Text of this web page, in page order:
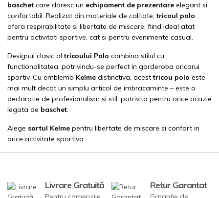
baschet care doresc un echipament de prezentare elegant si
confortabil. Realizat din materiale de calitate,tricoul polo
ofera respirabilitate si libertate de miscare, fiind ideal atat
pentru activitati sportive, cat si pentru evenimente casual.
Designul clasic altricoului Polo combina stilul cu
functionalitatea, potrivindu-se perfect in garderoba oricarui
sportiv. Cu emblema Kelme distinctiva, acesttricou polo este
mai mult decat un simplu articol de imbracaminte – este o
declaratie de profesionalism si stil, potrivita pentru orice ocazie
legata de baschet.
Alege sortul Kelme pentru libertate de miscare si confort in
orice activitate sportiva.
Livrare Gratuită Retur Garantat